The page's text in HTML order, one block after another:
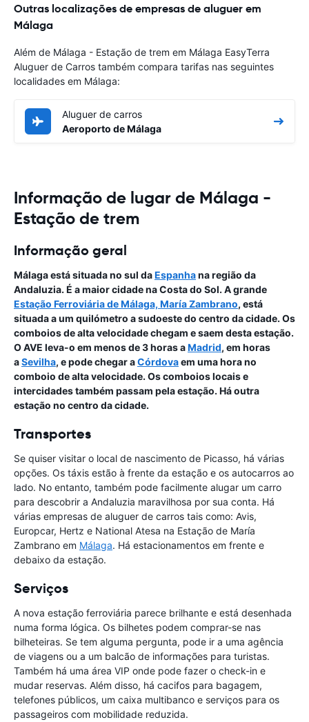
Outras localizações de empresas de aluguer em
Málaga
Além de Málaga - Estação de trem em Málaga EasyTerra
Aluguer de Carros também compara tarifas nas seguintes
localidades em Málaga:
Aluguer de carros
Aeroporto de Málaga
Informação de lugar de Málaga -
Estação de trem
Informação geral
Málaga está situada no sul daEspanhana região da
Andaluzia. É a maior cidade na Costa do Sol. A grande
Estação Ferroviária de Málaga, María Zambrano, está
situada a um quilómetro a sudoeste do centro da cidade. Os
comboios de alta velocidade chegam e saem desta estação.
O AVE leva-o em menos de 3 horas aMadrid, em horas
aSevilha, e pode chegar aCórdovaem uma hora no
comboio de alta velocidade. Os comboios locais e
intercidades também passam pela estação. Há outra
estação no centro da cidade.
Transportes
Se quiser visitar o local de nascimento de Picasso, há várias
opções. Os táxis estão à frente da estação e os autocarros ao
lado. No entanto, também pode facilmente alugar um carro
para descobrir a Andaluzia maravilhosa por sua conta. Há
várias empresas de aluguer de carros tais como: Avis,
Europcar, Hertz e National Atesa na Estação de María
Zambrano em Málaga. Há estacionamentos em frente e
debaixo da estação.
Serviços
A nova estação ferroviária parece brilhante e está desenhada
numa forma lógica. Os bilhetes podem comprar-se nas
bilheteiras. Se tem alguma pergunta, pode ir a uma agência
de viagens ou a um balcão de informações para turistas.
Também há uma área VIP onde pode fazer o check-in e
mudar reservas. Além disso, há cacifos para bagagem,
telefones públicos, um caixa multibanco e serviços para os
passageiros com mobilidade reduzida.